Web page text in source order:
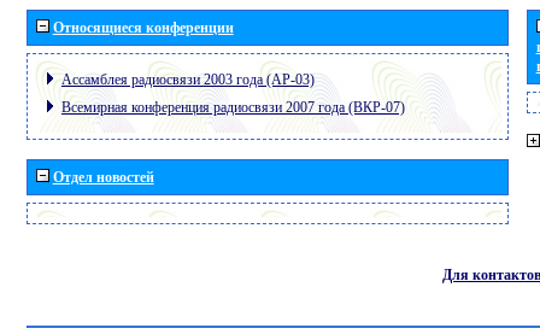
Относящиеся конференции
Ассамблея радиосвязи 2003 года (АР-03)
Всемирная конференция радиосвязи 2007 года (ВКР-07)
Отдел новостей
Для контактов